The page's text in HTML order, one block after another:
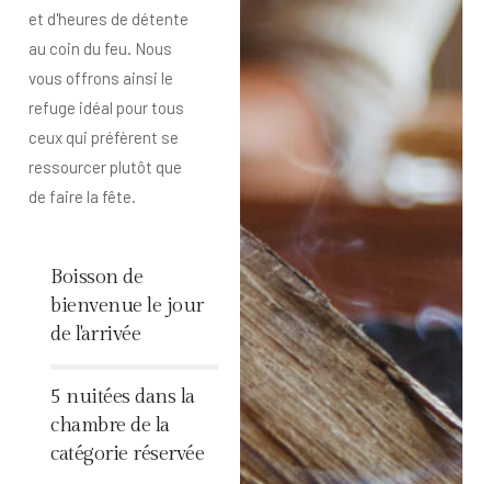
et d'heures de détente
au coin du feu. Nous
vous offrons ainsi le
refuge idéal pour tous
ceux qui préfèrent se
ressourcer plutôt que
de faire la fête.
Boisson de
bienvenue le jour
de l'arrivée
5 nuitées dans la
chambre de la
catégorie réservée